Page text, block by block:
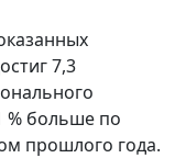
7,3
% больше по
прошлого года.